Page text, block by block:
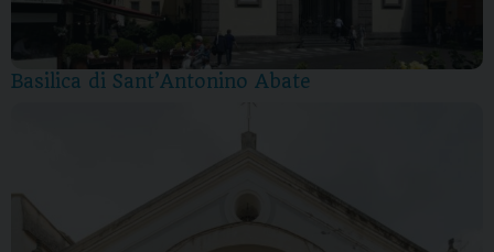
Basilica di Sant’Antonino Abate